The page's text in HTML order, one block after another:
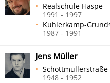
Realschule Haspe
1991 - 1997
Kuhlerkamp-
1987 - 1991
Jens Müller
Schottmüllerstraße
1948 - 1952